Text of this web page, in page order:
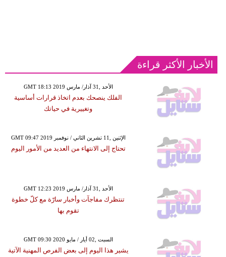
الأخبار الأكثر قراءة
GMT 18:13 2019 الأحد ,31 آذار/ مارس
الفلك ينصحك بعدم اتخاذ قرارات أساسية
وتغييرية في حياتك
GMT 09:47 2019 الإثنين ,11 تشرين الثاني / نوفمبر
تحتاج إلى الانتهاء من العديد من الأمور اليوم
GMT 12:23 2019 الأحد ,31 آذار/ مارس
تنتظرك مفاجآت وأخبار سارّة مع كلّ خطوة
تقوم بها
GMT 09:30 2020 السبت ,02 أيار / مايو
يشير هذا اليوم إلى بعض الفرص المهنية الآتية